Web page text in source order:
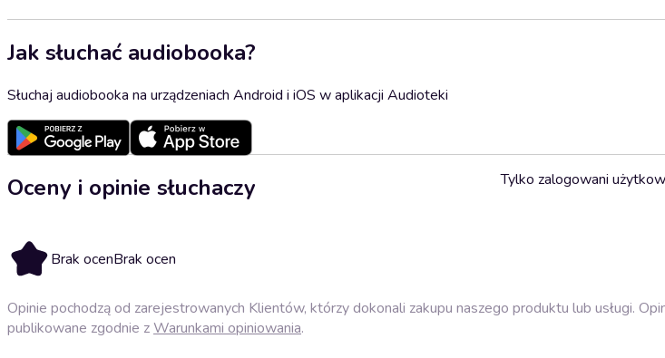
Jak słuchać audiobooka?
Słuchaj audiobooka na urządzeniach Android i iOS w aplikacji Audioteki
Oceny i opinie słuchaczy
Brak ocenBrak ocen
Tylko zalogowani
Opinie pochodzą od zarejestrowanych Klientów, którzy dokonali zakupu naszego produktu lub usługi.
publikowane zgodnie zWarunkami opiniowania.